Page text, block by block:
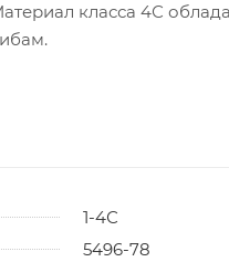
класса 4С
1-4С
5496-78